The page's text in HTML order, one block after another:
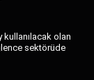
olan
sektörüde